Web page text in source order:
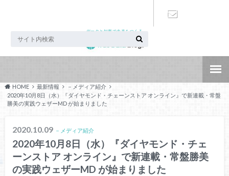
データと知恵で未来をつくる
HOME 最新情報
－メディア紹介
2020年10月8日（水）『ダイヤモンド・チェーンストア オンライン』で新連載・常盤
勝美の実践ウェザーMD が始まりました
2020.10.09 －メディア紹介
2020年10月8日（水）『ダイヤモンド・チェ
ーンストア オンライン』で新連載・常盤勝美
の実践ウェザーMD が始まりました